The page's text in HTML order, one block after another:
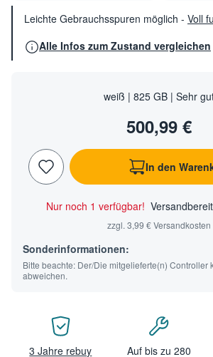
Leichte Gebrauchsspuren möglich - Voll
Alle Infos zum Zustand vergleichen
500,99 €
weiß | 825 GB | Sehr
In den
Nur noch 1 verfügbar!
zzgl. 3,99 € Versandkosten
Sonderinformationen:
Bitte beachte: Der/Die mitgelieferte(n) Controller
abweichen.
3 Jahre rebuy
Auf bis zu 280